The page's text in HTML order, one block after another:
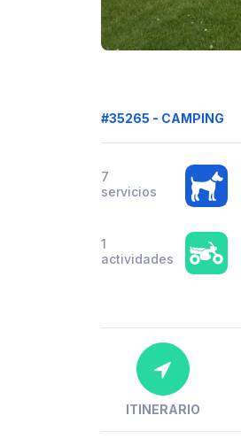
#35265 - CAMPING
7
servicios
1
actividades
ITINERARIO